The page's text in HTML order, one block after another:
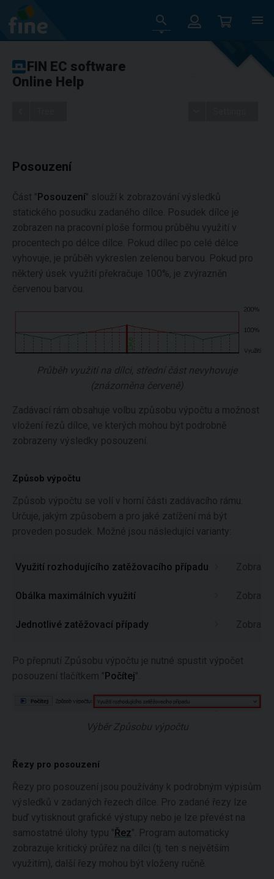
FIN EC software
Online Help
Posouzení
Část "Posouzení" slouží k zobrazování výsledků
statického posudku zadaného dílce. Posudek dílce je
zobrazen na pracovní ploše formou průběhu využití v
procentech po délce dílce. Pokud dílec po celé délce
vyhovuje, je průběh vykreslen zelenou barvou. Pokud pro
některý úsek využití překračuje 100%, je zvýrazněn
červenou barvou.
Průběh využití na dílci, střední část nevyhovuje
(znázorněna červeně)
Zadávací rám obsahuje volbu způsobu výpočtu a možnost
vložení řezů dílce, ve kterých mohou být podrobně
zobrazeny výsledky posouzení.
Způsob výpočtu
Způsob výpočtu se volí v horní části zadávacího rámu.
Určuje, jakým způsobem a pro jaké zatížení má být
proveden posudek. Možné jsou následující varianty:
Využití rozhodujícího zatěžovacího případu
Obálka maximálních využití
Jednotlivé zatěžovací případy Zobrazí
Po přepnutí Způsobu výpočtu je nutné spustit výpočet
posouzení tlačítkem " Počítej".
Výběr Způsobu výpočtu
Řezy pro posouzení
Řezy pro posouzení jsou používány k podrobným výpisům
výsledků v zadaných řezech dílce. Pro zadané řezy lze
buď vytisknout grafické výstupy nebo je lze převést na
samostatné úlohy typu "Řez". Program automaticky
zobrazuje kritický průřez na dílci (tj. ten s největším
využitím), další řezy mohou být vloženy ručně.